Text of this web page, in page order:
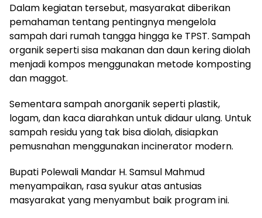
Dalam kegiatan tersebut, masyarakat diberikan
pemahaman tentang pentingnya mengelola
sampah dari rumah tangga hingga ke TPST. Sampah
organik seperti sisa makanan dan daun kering diolah
menjadi kompos menggunakan metode komposting
dan maggot.
Sementara sampah anorganik seperti plastik,
logam, dan kaca diarahkan untuk didaur ulang. Untuk
sampah residu yang tak bisa diolah, disiapkan
pemusnahan menggunakan incinerator modern.
Bupati Polewali Mandar H. Samsul Mahmud
menyampaikan, rasa syukur atas antusias
masyarakat yang menyambut baik program ini.